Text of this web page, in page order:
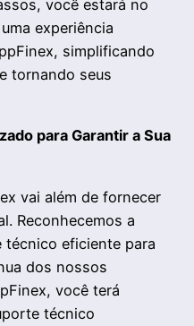
você estará no
experiência
simplificando
tornando seus
para Garantir a Sua
vai além de fornecer
Reconhecemos a
eficiente para
dos nossos
você terá
técnico